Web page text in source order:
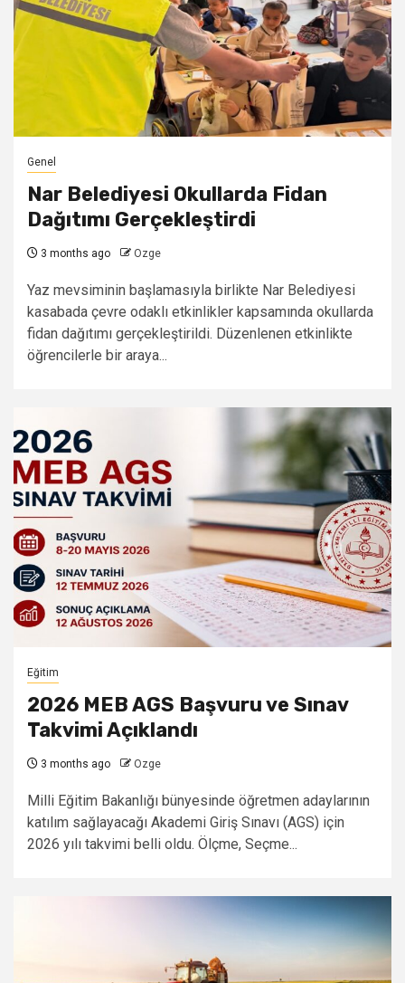
Genel
Nar Belediyesi Okullarda Fidan
Dağıtımı Gerçekleştirdi
3 months ago Ozge
Yaz mevsiminin başlamasıyla birlikte Nar Belediyesi
kasabada çevre odaklı etkinlikler kapsamında okullarda
fidan dağıtımı gerçekleştirildi. Düzenlenen etkinlikte
öğrencilerle bir araya...
Eğitim
2026 MEB AGS Başvuru ve Sınav
Takvimi Açıklandı
3 months ago Ozge
Milli Eğitim Bakanlığı bünyesinde öğretmen adaylarının
katılım sağlayacağı Akademi Giriş Sınavı (AGS) için
2026 yılı takvimi belli oldu. Ölçme, Seçme...